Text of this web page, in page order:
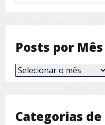
Posts por Mês
Posts
por
Categorias de